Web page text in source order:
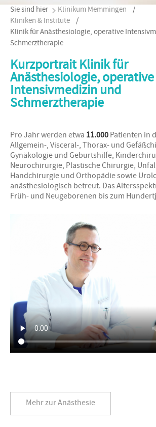
Sie sind hier Klinikum Memmingen /
Kliniken & Institute /
Klinik für Anästhesiologie, operative
Schmerztherapie
Kurzportrait Klinik für
Anästhesiologie, operative
Intensivmedizin und
Schmerztherapie
Pro Jahr werden etwa 11.000Patienten in
Allgemein-, Visceral-, Thorax- und
Gynäkologie und Geburtshilfe,
Neurochirurgie, Plastische Chirurgie,
Handchirurgie und Orthopädie sowie
anästhesiologisch betreut. Das
Früh- und Neugeborenen bis zum
Mehr zur Anästhesie